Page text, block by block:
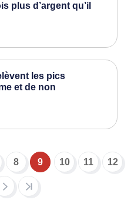
plus d’argent qu’il
les pics
et de non
Page
8
Page
9 Page
10 Page
11 12